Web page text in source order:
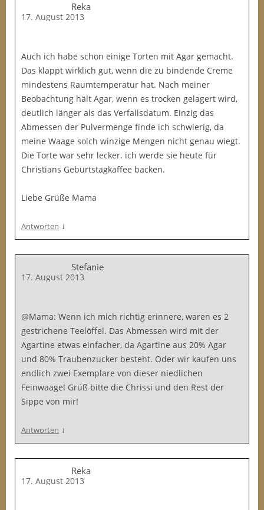
Reka
17. August 2013
Auch ich habe schon einige Torten mit Agar gemacht.
Das klappt wirklich gut, wenn die zu bindende Creme
mindestens Raumtemperatur hat. Nach meiner
Beobachtung hält Agar, wenn es trocken gelagert wird,
deutlich länger als das Verfallsdatum. Einzig das
Abmessen der Pulvermenge finde ich schwierig, da
meine Waage solch winzige Mengen nicht genau wiegt.
Die Torte war sehr lecker. ich werde sie heute für
Christians Geburtstagkaffee backen.
Liebe Grüße Mama
Antworten ↓
Stefanie
17. August 2013
@Mama: Wenn ich mich richtig erinnere, waren es 2
gestrichene Teelöffel. Das Abmessen wird mit der
Agartine etwas einfacher, da Agartine aus 20% Agar
und 80% Traubenzucker besteht. Oder wir kaufen uns
endlich zwei Exemplare von dieser niedlichen
Feinwaage! Grüß bitte die Chrissi und den Rest der
Sippe von mir!
Antworten ↓
Reka
17. August 2013